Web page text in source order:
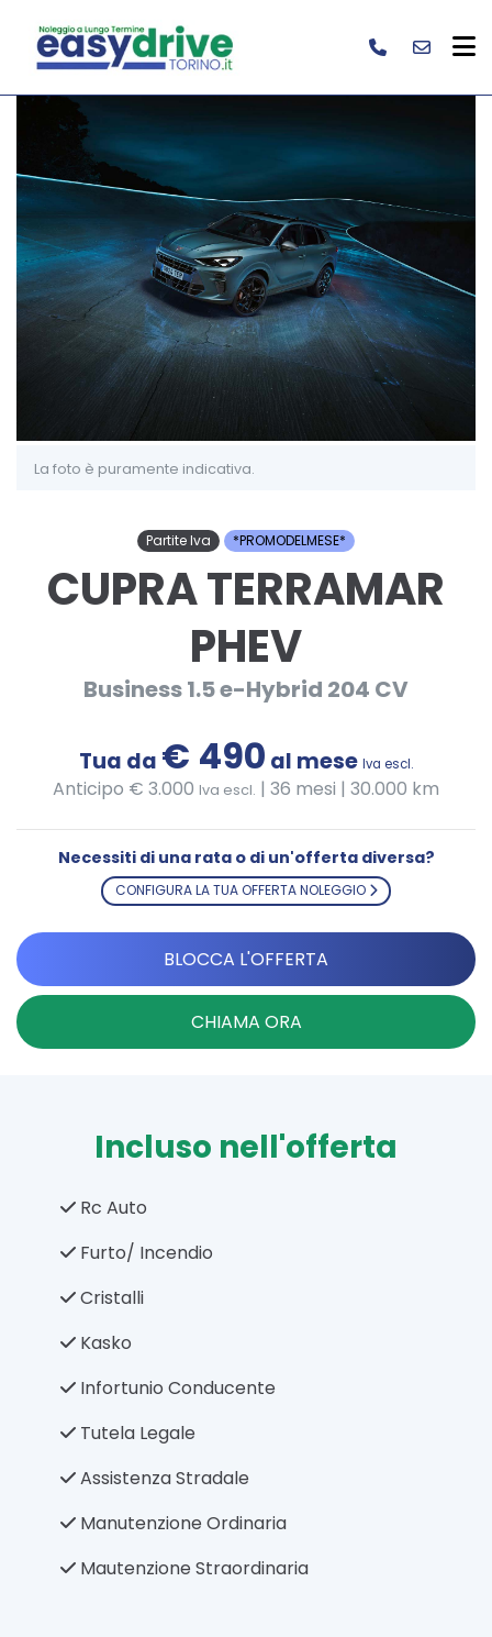
La foto è puramente indicativa.
Partite Iva *PROMODELMESE*
CUPRA TERRAMAR
PHEV
Business 1.5 e-Hybrid 204 CV
Tua da € 490 al mese Iva escl.
Anticipo € 3.000 Iva escl. | 36 mesi | 30.000 km
Necessiti di una rata o di un'offerta diversa?
CONFIGURA LA TUA OFFERTA NOLEGGIO
BLOCCA L'OFFERTA
CHIAMA ORA
Incluso nell'offerta
Rc Auto
Furto/ Incendio
Cristalli
Kasko
Infortunio Conducente
Tutela Legale
Assistenza Stradale
Manutenzione Ordinaria
Mautenzione Straordinaria